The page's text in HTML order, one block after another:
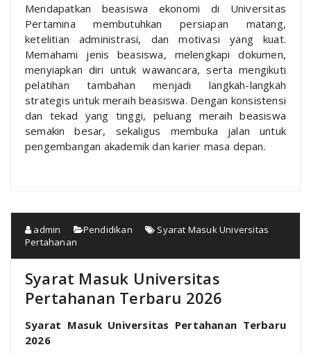
Mendapatkan beasiswa ekonomi di Universitas
Pertamina membutuhkan persiapan matang,
ketelitian administrasi, dan motivasi yang kuat.
Memahami jenis beasiswa, melengkapi dokumen,
menyiapkan diri untuk wawancara, serta mengikuti
pelatihan tambahan menjadi langkah-langkah
strategis untuk meraih beasiswa. Dengan konsistensi
dan tekad yang tinggi, peluang meraih beasiswa
semakin besar, sekaligus membuka jalan untuk
pengembangan akademik dan karier masa depan.
admin Pendidikan
Syarat Masuk Universitas
Pertahanan
Syarat Masuk Universitas
Pertahanan Terbaru 2026
Syarat Masuk Universitas Pertahanan Terbaru
2026